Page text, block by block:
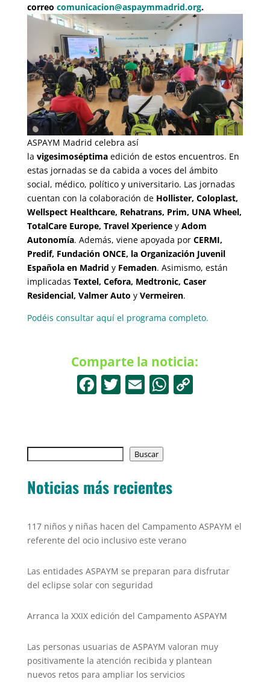
correo comunicacion@aspaymmadrid.org.
ASPAYM Madrid celebra así
la vigesimoséptima edición de estos encuentros. En
estas jornadas se da cabida a voces del ámbito
social, médico, político y universitario. Las jornadas
cuentan con la colaboración de Hollister, Coloplast,
Wellspect Healthcare, Rehatrans, Prim, UNA Wheel,
TotalCare Europe, Travel Xperience yAdom
Autonomía. Además, viene apoyada por CERMI,
Predif, Fundación ONCE, la Organización Juvenil
Española en Madrid y Femaden. Asimismo, están
implicadas Textel, Cefora, Medtronic, Caser
Residencial, Valmer Auto y Vermeiren.
Podéis consultar aquí el programa completo.
Comparte la noticia:
F
e
b
o
o
k
T
er
E
l
W
p
p
Buscar
Noticias más recientes
117 niños y niñas hacen del Campamento ASPAYM el
referente del ocio inclusivo este verano
Las entidades ASPAYM se preparan para disfrutar
del eclipse solar con seguridad
Arranca la XXIX edición del Campamento ASPAYM
Las personas usuarias de ASPAYM valoran muy
positivamente la atención recibida y plantean
nuevos retos para ampliar los servicios